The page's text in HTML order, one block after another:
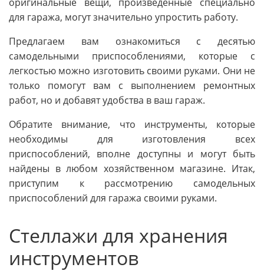
для гаража, могут значительно упростить работу.
Предлагаем вам ознакомиться с десятью
самодельными приспособлениями, которые с
легкостью можно изготовить своими руками. Они не
только помогут вам с выполнением ремонтных
работ, но и добавят удобства в ваш гараж.
Обратите внимание, что инструменты, которые
необходимы для изготовления всех
приспособлений, вполне доступны и могут быть
найдены в любом хозяйственном магазине. Итак,
приступим к рассмотрению самодельных
приспособлений для гаража своими руками.
Стеллажи для хранения
инструментов